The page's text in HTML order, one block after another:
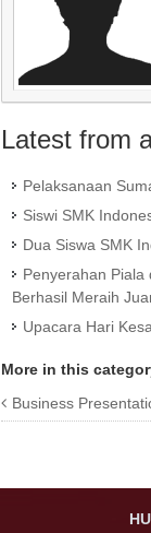
Latest from
Pelaksanaan
Siswi SMK
Dua Siswa SMK
Penyerahan Piala
Berhasil Meraih
Upacara Hari
More in this
Business